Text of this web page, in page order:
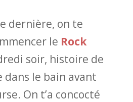
dernière, on te
le Rock
soir, histoire de
le bain avant
On t’a concocté